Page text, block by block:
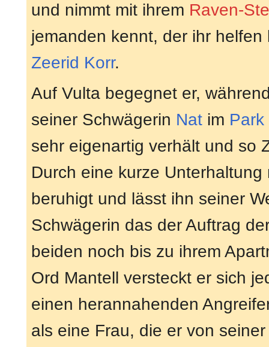
und nimmt mit ihrem Raven-
jemanden kennt, der ihr
Zeerid Korr.
Auf Vulta begegnet er,
seiner Schwägerin Nat im Park
sehr eigenartig verhält und so
Durch eine kurze
beruhigt und lässt ihn seiner
Schwägerin das der Auftrag
beiden noch bis zu ihrem
Ord Mantell versteckt er sich
einen herannahenden
als eine Frau, die er von